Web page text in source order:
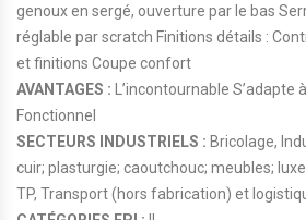
genoux en sergé, ouverture par le bas
réglable par scratch Finitions détails :
et finitions Coupe confort
AVANTAGES :
L’incontournable
Fonctionnel
SECTEURS INDUSTRIELS : Bricolage,
cuir; plasturgie; caoutchouc; meubles;
TP, Transport (hors fabrication) et